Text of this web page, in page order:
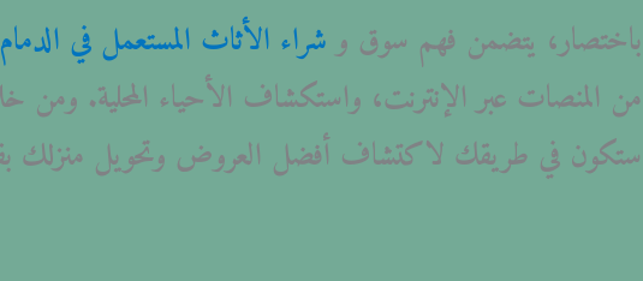
باختصار، يتضمن فهم سوق وشراء الأثاث المستعمل في الدمام
من المنصات عبر الإنترنت، واستكشاف الأحياء المحلية. ومن
ستكون في طريقك لاكتشاف أفضل العروض وتحويل منزلك